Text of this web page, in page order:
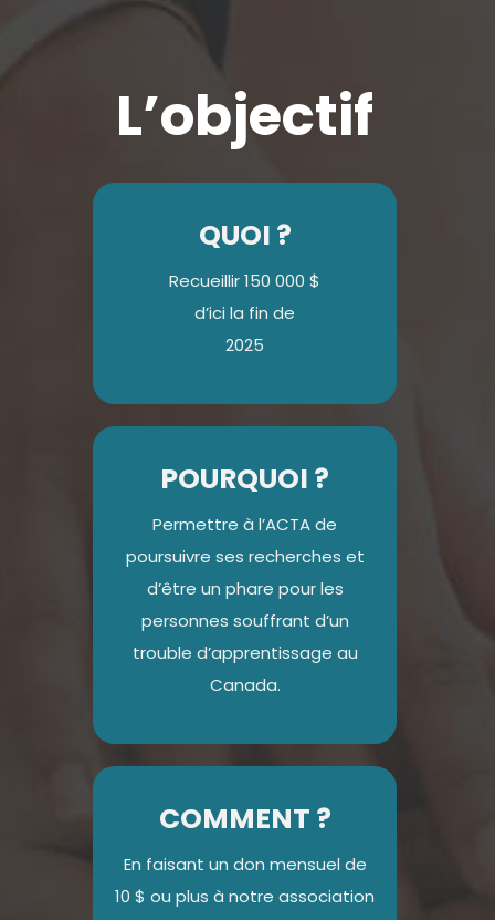
L’objectif
QUOI ?
Recueillir 150 000 $
d’ici la fin de
2025
POURQUOI ?
Permettre à l’ACTA de
poursuivre ses recherches et
d’être un phare pour les
personnes souffrant d’un
trouble d’apprentissage au
Canada.
COMMENT ?
En faisant un don mensuel de
10 $ ou plus à notre association